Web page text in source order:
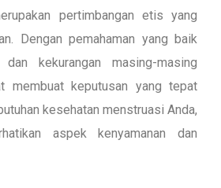
pertimbangan etis yang
Dengan pemahaman yang baik
kekurangan masing-masing
membuat keputusan yang tepat
kesehatan menstruasi Anda,
aspek kenyamanan dan